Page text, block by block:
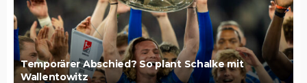
Temporärer Abschied? So plant Schalke mit
Wallentowitz